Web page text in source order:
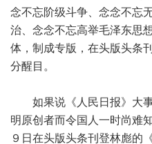
念不忘阶级斗争、念念不忘
治、念念不忘高举毛泽东思
体，制成专版，在头版头条
分醒目。
如果说《人民日报》大事
明原创者而令国人一时尚难
９日在头版头条刊登林彪的